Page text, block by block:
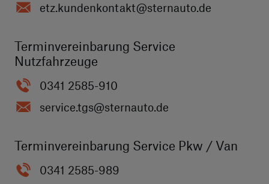
etz.kundenkontakt@sternauto.de
Terminvereinbarung Service
Nutzfahrzeuge
0341 2585-910
service.tgs@sternauto.de
Terminvereinbarung Service Pkw / Van
0341 2585-989